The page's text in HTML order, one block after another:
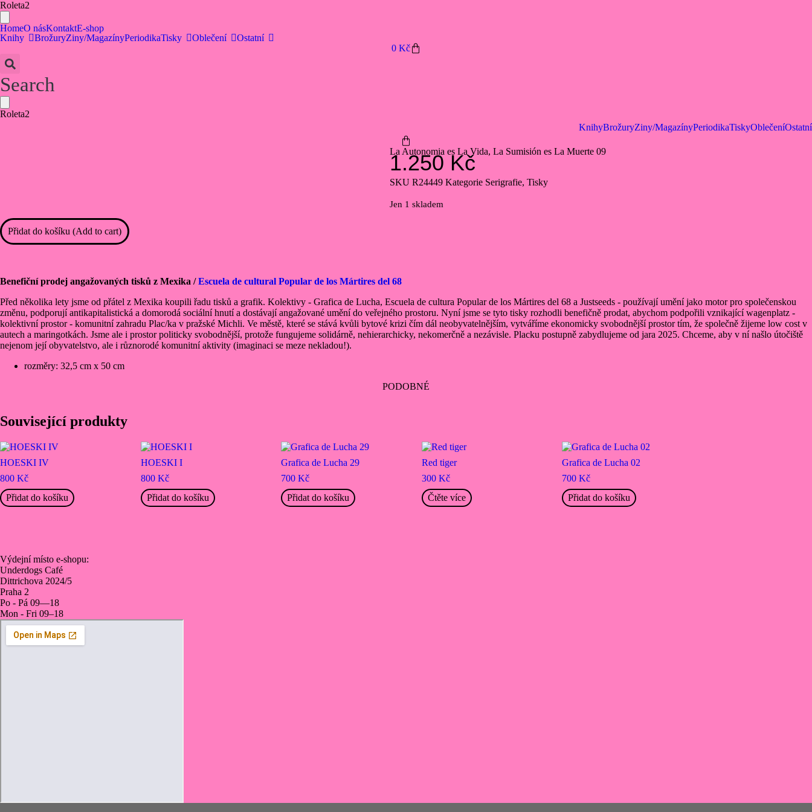
Roleta2
HomeO násKontaktE-shop
Knihy
BrožuryZiny/MagazínyPeriodikaTisky Oblečení
Ostatní
0 Kč
Search
Roleta2
KnihyBrožuryZiny/MagazínyPeriodikaTiskyOblečeníOstatní
La Autonomia es La Vida, La Sumisión es La Muerte 09
1.250Kč
SKUR24449Kategorie Serigrafie,Tisky
Jen 1 skladem
La
Autonomia
es
La
es
La
Muerte
09
množství
Přidat do košíku (Add to cart)
Benefiční prodej angažovaných tisků z Mexika /Escuela de cultural Popular de los Mártires del 68
Před několika lety jsme od přátel z Mexika koupili řadu tisků a grafik. Kolektivy - Grafica de Lucha, Escuela de cultura Popular de los Mártires del 68 a Justseeds - používají umění jako motor pro společenskou
změnu, podporují antikapitalistická a domorodá sociální hnutí a dostávají angažované umění do veřejného prostoru. Nyní jsme se tyto tisky rozhodli benefičně prodat, abychom podpořili vznikající wagenplatz -
kolektivní prostor - komunitní zahradu Plac/ka v pražské Michli. Ve městě, které se stává kvůli bytové krizi čím dál neobyvatelnějším, vytváříme ekonomicky svobodnější prostor tím, že společně žijeme low cost v
autech a maringotkách. Jsme ale i prostor politicky svobodnější, protože fungujeme solidárně, nehierarchicky, nekomerčně a nezávisle. Placku postupně zabydlujeme od jara 2025. Chceme, aby v ní našlo útočiště
nejenom její obyvatelstvo, ale i různorodé komunitní aktivity (imaginaci se meze nekladou!).
rozměry: 32,5 cm x 50 cm
PODOBNÉ
Související produkty
HOESKI IV
800 Kč
Přidat do košíku
HOESKI I
800 Kč
Přidat do košíku
Grafica de Lucha 29
700 Kč
Přidat do košíku
Red tiger
300 Kč
Čtěte více
Grafica de Lucha 02
700 Kč
Přidat do košíku
Výdejní místo e‑shopu:
Underdogs Café
Dittrichova 2024/5
Praha 2
Po - Pá 09—18
Mon - Fri 09–18